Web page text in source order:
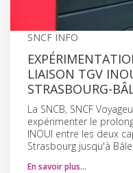
SNCF INFO
LIAISON TGV
STRASBOURG-
La SNCB, SNCF
expérimenter le
INOUI entre les deux
Strasbourg jusqu'à
En savoir plus…